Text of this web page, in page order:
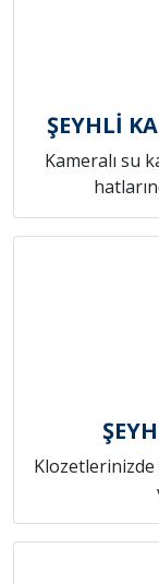
ŞEYHLİ
Kameralı su
Klozetlerinizde